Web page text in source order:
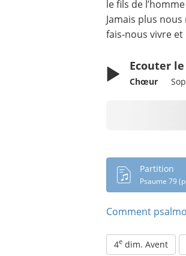
le fils de
Jamais plus nous
fais-nous vivre
Ecouter
Chœur
Partition
Psaume 79
Comment
4e dim. Avent